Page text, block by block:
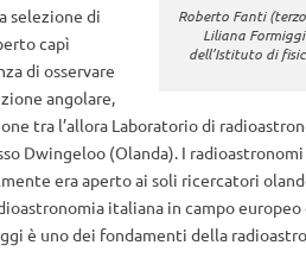
Roberto Fanti
Liliana
dell’Istituto di
selezione di
capì
di osservare
angolare,
tra l’allora Laboratorio di
Dwingeloo (Olanda). I
era aperto ai soli ricercatori
italiana in campo europeo
è uno dei fondamenti della